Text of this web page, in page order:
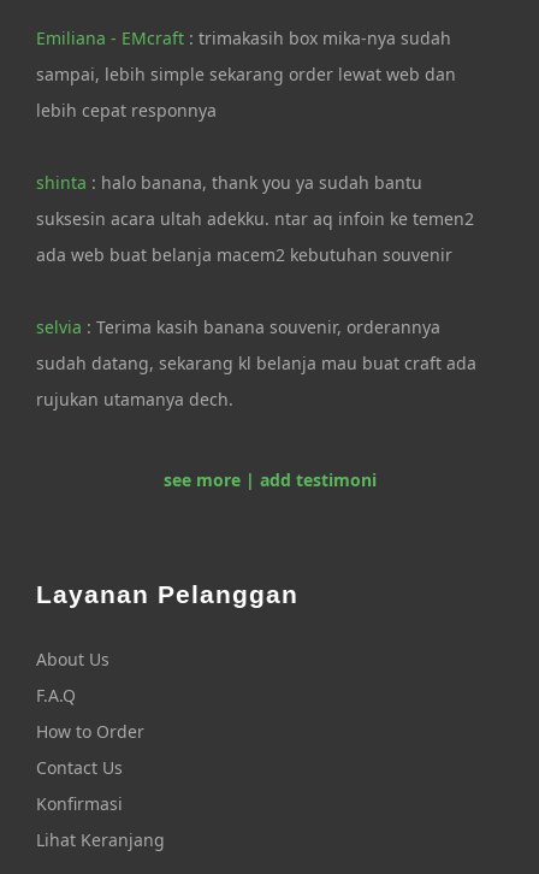
Emiliana - EMcraft : trimakasih box mika-nya sudah
sampai, lebih simple sekarang order lewat web dan
lebih cepat responnya
shinta : halo banana, thank you ya sudah bantu
suksesin acara ultah adekku. ntar aq infoin ke temen2
ada web buat belanja macem2 kebutuhan souvenir
selvia : Terima kasih banana souvenir, orderannya
sudah datang, sekarang kl belanja mau buat craft ada
rujukan utamanya dech.
see more | add testimoni
Layanan Pelanggan
About Us
F.A.Q
How to Order
Contact Us
Konfirmasi
Lihat Keranjang